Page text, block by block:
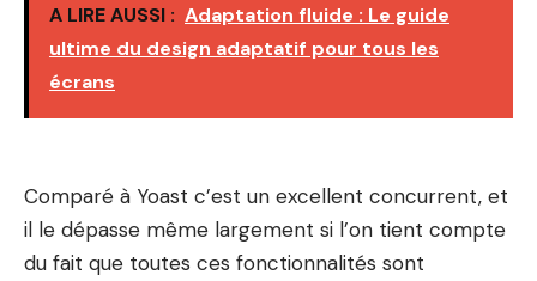
A LIRE AUSSI : Adaptation fluide : Le guide
ultime du design adaptatif pour tous les
écrans
Comparé à Yoast c’est un excellent concurrent, et
il le dépasse même largement si l’on tient compte
du fait que toutes ces fonctionnalités sont